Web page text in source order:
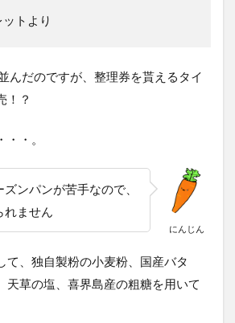
トより
んだのですが、整理券を貰えるタイ
！？
・。
にんじん
ンパンが苦手なので、
れません
て、独自製粉の小麦粉、国産バタ
天草の塩、喜界島産の粗糖を用いて